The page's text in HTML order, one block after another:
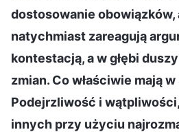
dostosowanie
natychmiast zareagują
kontestacją, a w głębi
zmian. Co właściwie mają
Podejrzliwość i
innych przy użyciu